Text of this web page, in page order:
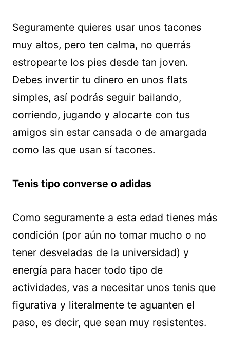
Seguramente quieres usar unos tacones
muy altos, pero ten calma, no querrás
estropearte los pies desde tan joven.
Debes invertir tu dinero en unos flats
simples, así podrás seguir bailando,
corriendo, jugando y alocarte con tus
amigos sin estar cansada o de amargada
como las que usan sí tacones.
Tenis tipo converse o adidas
Como seguramente a esta edad tienes más
condición (por aún no tomar mucho o no
tener desveladas de la universidad) y
energía para hacer todo tipo de
actividades, vas a necesitar unos tenis que
figurativa y literalmente te aguanten el
paso, es decir, que sean muy resistentes.